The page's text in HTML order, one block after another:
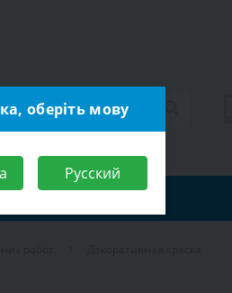
оберіть мову
Русский